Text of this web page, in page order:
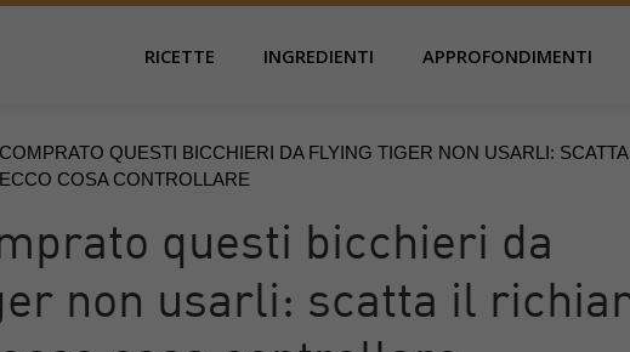
RICETTE INGREDIENTI APPROFONDIMENTI
QUESTI BICCHIERI DA FLYING TIGER NON USARLI: SCATTA
COSA CONTROLLARE
questi bicchieri da
non usarli: scatta il